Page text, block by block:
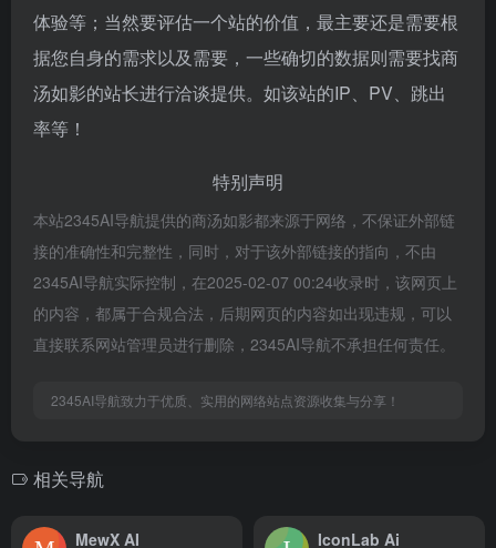
体验等；当然要评估一个站的价值，最主要还是需要根
据您自身的需求以及需要，一些确切的数据则需要找商
汤如影的站长进行洽谈提供。如该站的IP、PV、跳出
率等！
特别声明
本站2345AI导航提供的商汤如影都来源于网络，不保证外部链
接的准确性和完整性，同时，对于该外部链接的指向，不由
2345AI导航实际控制，在2025-02-07 00:24收录时，该网页上
的内容，都属于合规合法，后期网页的内容如出现违规，可以
直接联系网站管理员进行删除，2345AI导航不承担任何责任。
2345AI导航致力于优质、实用的网络站点资源收集与分享！
相关导航
MewX AI IconLab Ai